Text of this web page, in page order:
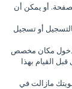
أو يمكن أن
أو تسجيل
دخول مكان مخصص
القيام بهذا
مازالت في